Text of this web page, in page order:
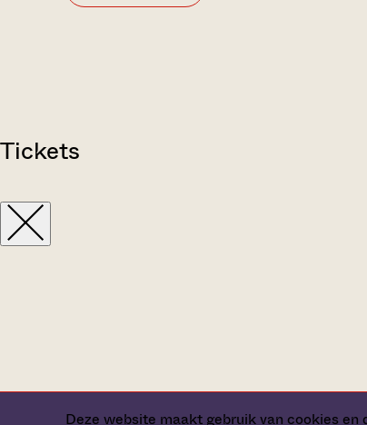
Deze website maakt gebruik van cookies
Tickets